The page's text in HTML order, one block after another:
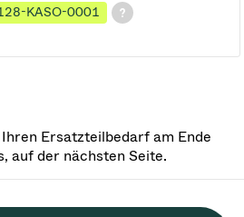
KASO-0001
Ersatzteilbedarf am Ende
auf der nächsten Seite.